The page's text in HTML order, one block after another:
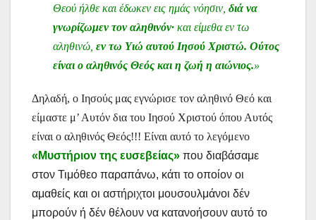
Θεού ήλθε και έδωκεν εις ημάς νόησιν, διά να
γνωρίζωμεν τον αληθινόν· και είμεθα εν τω
αληθινώ, εν τω Υιώ αυτού Ιησού Χριστώ. Ούτος
είναι ο αληθινός Θεός και η ζωή η αιώνιος.»
Δηλαδή, ο Ιησούς μας εγνώρισε τον αληθινό Θεό και
είμαστε μ’ Αυτόν δια του Ιησού Χριστού όπου Αυτός
είναι ο αληθινός Θεός!!! Είναι αυτό το λεγόμενο
«Μυστήριον της ευσεβείας» που διαβάσαμε
στον Τιμόθεο παραπάνω, κάτι το οποίον οι
αμαθείς και οι αστήριχτοι μουσουλμάνοι δέν
μπορούν ή δέν θέλουν να κατανοήσουν αυτό το